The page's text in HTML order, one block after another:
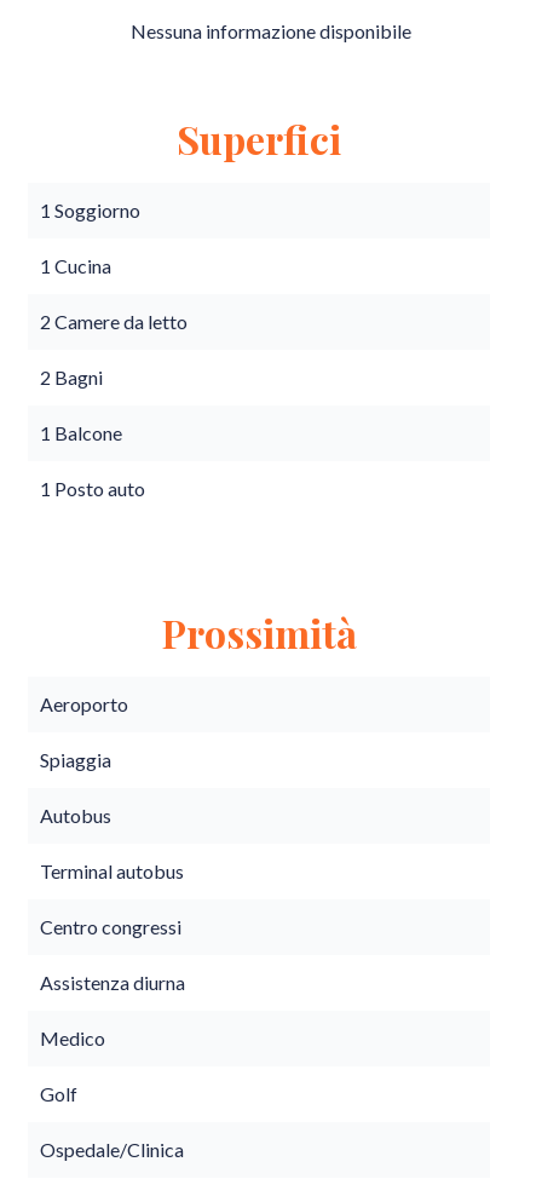
Nessuna informazione disponibile
Superfici
1 Soggiorno
1 Cucina
2 Camere da letto
2 Bagni
1 Balcone
1 Posto auto
Prossimità
Aeroporto
Spiaggia
Autobus
Terminal autobus
Centro congressi
Assistenza diurna
Medico
Golf
Ospedale/Clinica